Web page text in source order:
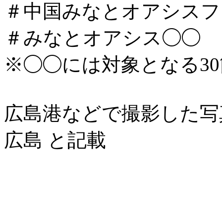
＃中国みなとオアシス
＃みなとオアシス◯◯
※◯◯には対象となる30
広島港などで撮影した
広島 と記載